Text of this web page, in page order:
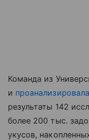
Команда из
и проанализировала
результаты 142
более 200 тыс.
укусов,